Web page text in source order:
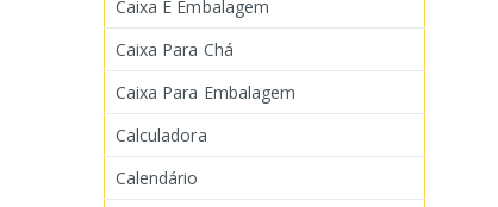
Caixa E Embalagem
Caixa Para Chá
Caixa Para Embalagem
Calculadora
Calendário